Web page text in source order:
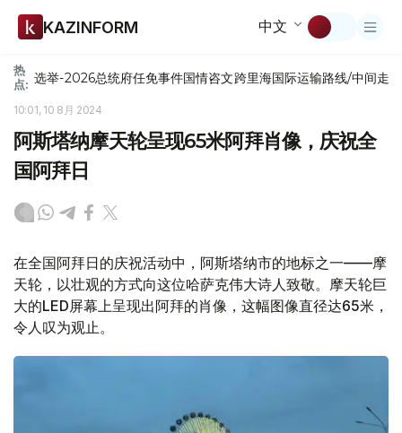
KAZINFORM 中文
热
点: 选举-2026总统府任免事件国情咨文跨里海国际运输路线/中间走廊
10:01, 10 8月 2024
阿斯塔纳摩天轮呈现65米阿拜肖像，庆祝全
国阿拜日
在全国阿拜日的庆祝活动中，阿斯塔纳市的地标之一——摩
天轮，以壮观的方式向这位哈萨克伟大诗人致敬。摩天轮巨
大的LED屏幕上呈现出阿拜的肖像，这幅图像直径达65米，
令人叹为观止。